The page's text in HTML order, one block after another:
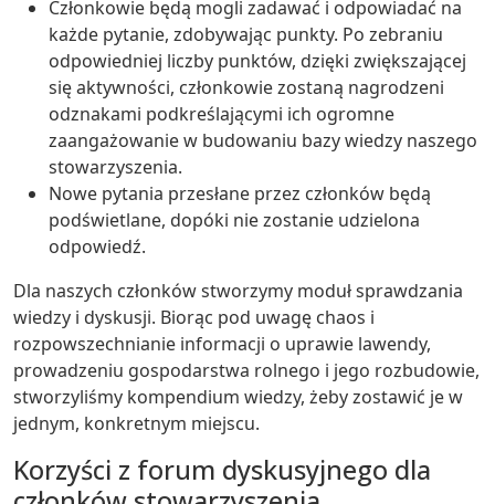
Członkowie będą mogli zadawać i odpowiadać na
każde pytanie, zdobywając punkty. Po zebraniu
odpowiedniej liczby punktów, dzięki zwiększającej
się aktywności, członkowie zostaną nagrodzeni
odznakami podkreślającymi ich ogromne
zaangażowanie w budowaniu bazy wiedzy naszego
stowarzyszenia.
Nowe pytania przesłane przez członków będą
podświetlane, dopóki nie zostanie udzielona
odpowiedź.
Dla naszych członków stworzymy moduł sprawdzania
wiedzy i dyskusji. Biorąc pod uwagę chaos i
rozpowszechnianie informacji o uprawie lawendy,
prowadzeniu gospodarstwa rolnego i jego rozbudowie,
stworzyliśmy kompendium wiedzy, żeby zostawić je w
jednym, konkretnym miejscu.
Korzyści z forum dyskusyjnego dla